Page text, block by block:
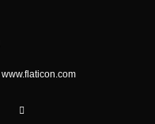
www.flaticon.com